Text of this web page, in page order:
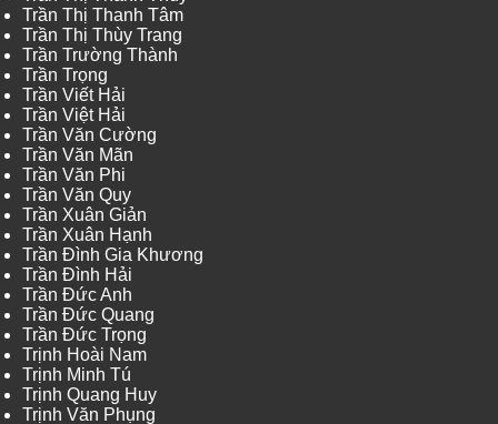
Trần Thị Thanh Tâm
Trần Thị Thùy Trang
Trần Trường Thành
Trần Trọng
Trần Viết Hải
Trần Việt Hải
Trần Văn Cường
Trần Văn Mãn
Trần Văn Phi
Trần Văn Quy
Trần Xuân Giản
Trần Xuân Hạnh
Trần Đình Gia Khương
Trần Đình Hải
Trần Đức Anh
Trần Đức Quang
Trần Đức Trọng
Trịnh Hoài Nam
Trịnh Minh Tú
Trịnh Quang Huy
Trịnh Văn Phụng